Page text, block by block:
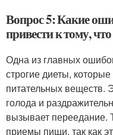
Вопрос 5: Какие
привести к тому,
Одна из главных
строгие диеты,
питательных веществ.
голода и
вызывает переедание.
приемы пищи, так как